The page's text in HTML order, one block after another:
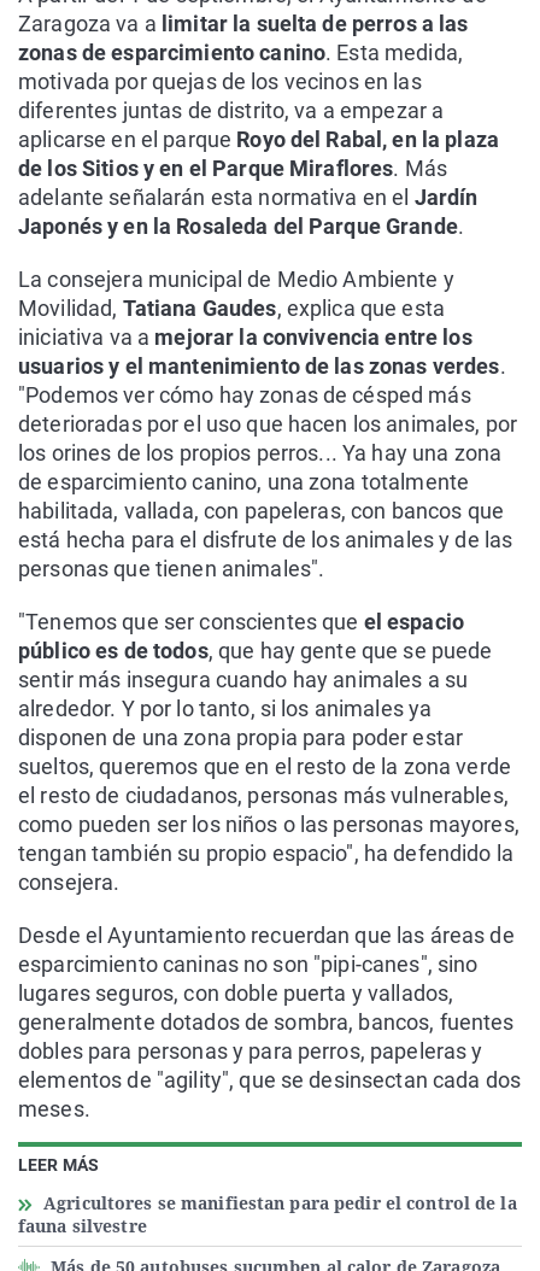
LEER MÁS
Agricultores se manifiestan para pedir el control de la
fauna silvestre
Zaragoza va a limitar la suelta de perros a las
zonas de esparcimiento canino. Esta medida,
motivada por quejas de los vecinos en las
diferentes juntas de distrito, va a empezar a
aplicarse en el parque Royo del Rabal, en la plaza
de los Sitios y en el Parque Miraflores. Más
adelante señalarán esta normativa en el Jardín
Japonés y en la Rosaleda del Parque Grande.
La consejera municipal de Medio Ambiente y
Movilidad, Tatiana Gaudes, explica que esta
iniciativa va a mejorar la convivencia entre los
usuarios y el mantenimiento de las zonas verdes.
"Podemos ver cómo hay zonas de césped más
deterioradas por el uso que hacen los animales, por
los orines de los propios perros... Ya hay una zona
de esparcimiento canino, una zona totalmente
habilitada, vallada, con papeleras, con bancos que
está hecha para el disfrute de los animales y de las
personas que tienen animales".
"Tenemos que ser conscientes que el espacio
público es de todos, que hay gente que se puede
sentir más insegura cuando hay animales a su
alrededor. Y por lo tanto, si los animales ya
disponen de una zona propia para poder estar
sueltos, queremos que en el resto de la zona verde
el resto de ciudadanos, personas más vulnerables,
como pueden ser los niños o las personas mayores,
tengan también su propio espacio", ha defendido la
consejera.
Desde el Ayuntamiento recuerdan que las áreas de
esparcimiento caninas no son "pipi-canes", sino
lugares seguros, con doble puerta y vallados,
generalmente dotados de sombra, bancos, fuentes
dobles para personas y para perros, papeleras y
elementos de "agility", que se desinsectan cada dos
meses.